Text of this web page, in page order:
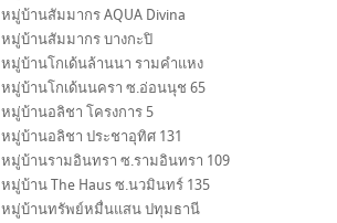
หมู่บ้านสัมมากร AQUA Divina
หมู่บ้านสัมมากร บางกะปิ
หมู่บ้านโกเด้นล้านนา รามคำแหง
หมู่บ้านโกเด้นนครา ซ.อ่อนนุช 65
หมู่บ้านอลิชา โครงการ 5
หมู่บ้านอลิชา ประชาอุทิศ 131
หมู่บ้านรามอินทรา ซ.รามอินทรา 109
หมู่บ้าน The Haus ซ.นวมินทร์ 135
หมู่บ้านทรัพย์หมื่นแสน ปทุมธานี